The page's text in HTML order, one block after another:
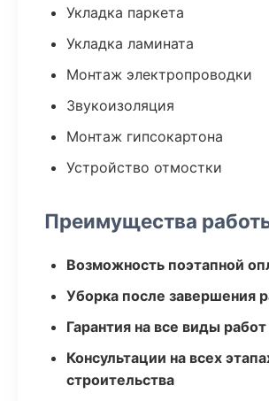
Укладка паркета
Укладка ламината
Монтаж электропроводки
Звукоизоляция
Монтаж гипсокартона
Устройство отмостки
Преимущества
Возможность поэтапной
Уборка после завершения
Гарантия на все виды
Консультации на всех
строительства